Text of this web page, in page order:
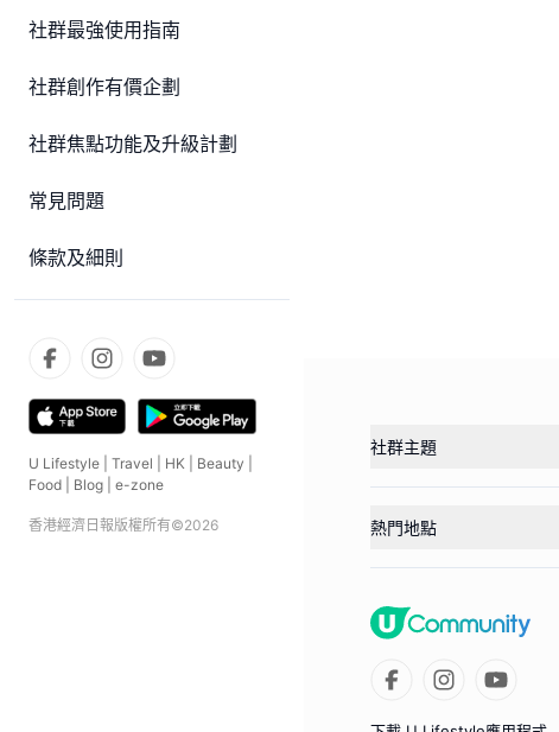
社群最強使用指南
社群創作有價企劃
社群焦點功能及升級計劃
常見問題
條款及細則
U Lifestyle Travel HK Beauty
Food
Blog e-zone
香港經濟日報版權所有©2026
社群主題
熱門地點